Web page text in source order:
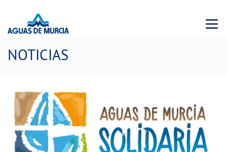
Menu
NOTICIAS